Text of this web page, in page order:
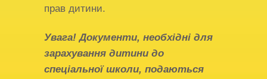
прав дитини.
Увага! Документи, необхідні для
зарахування дитини до
спеціальної школи, подаються